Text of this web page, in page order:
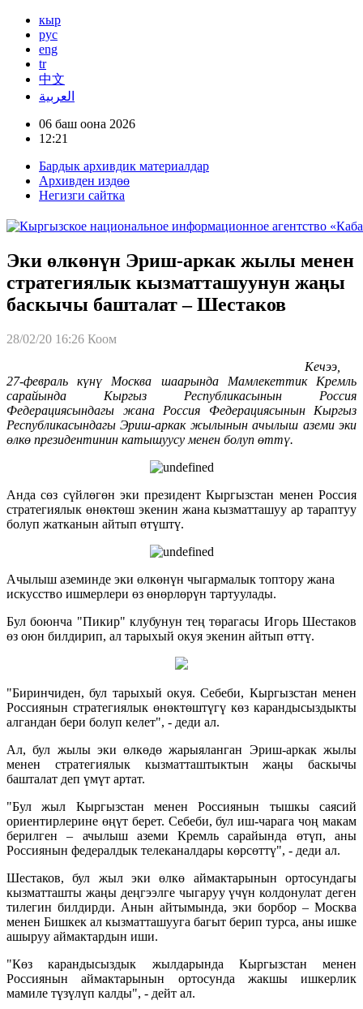
кыр
рус
eng
tr
中文
العربية
06 баш оона 2026
12:21
Бардык архивдик материалдар
Архивден издөө
Негизги сайтка
Эки өлкөнүн Эриш-аркак жылы менен
стратегиялык кызматташуунун жаңы
баскычы башталат – Шестаков
28/02/20 16:26 Коом
Кечээ,
27-февраль күнү Москва шаарында Мамлекеттик Кремль
сарайында Кыргыз Республикасынын Россия
Федерациясындагы жана Россия Федерациясынын Кыргыз
Республикасындагы Эриш-аркак жылынын ачылыш аземи эки
өлкө президентинин катышуусу менен болуп өттү.
Анда сөз сүйлөгөн эки президент Кыргызстан менен Россия
стратегиялык өнөктөш экенин жана кызматташуу ар тараптуу
болуп жатканын айтып өтүштү.
Ачылыш аземинде эки өлкөнүн чыгармалык топтору жана
искусство ишмерлери өз өнөрлөрүн тартуулады.
Бул боюнча "Пикир" клубунун тең төрагасы Игорь Шестаков
өз оюн билдирип, ал тарыхый окуя экенин айтып өттү.
"Биринчиден, бул тарыхый окуя. Себеби, Кыргызстан менен
Россиянын стратегиялык өнөктөштүгү көз карандысыздыкты
алгандан бери болуп келет", - деди ал.
Ал, бул жылы эки өлкөдө жарыяланган Эриш-аркак жылы
менен стратегиялык кызматташтыктын жаңы баскычы
башталат деп үмүт артат.
"Бул жыл Кыргызстан менен Россиянын тышкы саясий
ориентирлерине өңүт берет. Себеби, бул иш-чарага чоң макам
берилген – ачылыш аземи Кремль сарайында өтүп, аны
Россиянын федералдык телеканалдары көрсөттү", - деди ал.
Шестаков, бул жыл эки өлкө аймактарынын ортосундагы
кызматташты жаңы деңгээлге чыгаруу үчүн колдонулат деген
тилегин билдирди. Анын айтымында, эки борбор – Москва
менен Бишкек ал кызматташууга багыт берип турса, аны ишке
ашыруу аймактардын иши.
"Көз карандысыздык жылдарында Кыргызстан менен
Россиянын аймактарынын ортосунда жакшы ишкерлик
мамиле түзүлүп калды", - дейт ал.